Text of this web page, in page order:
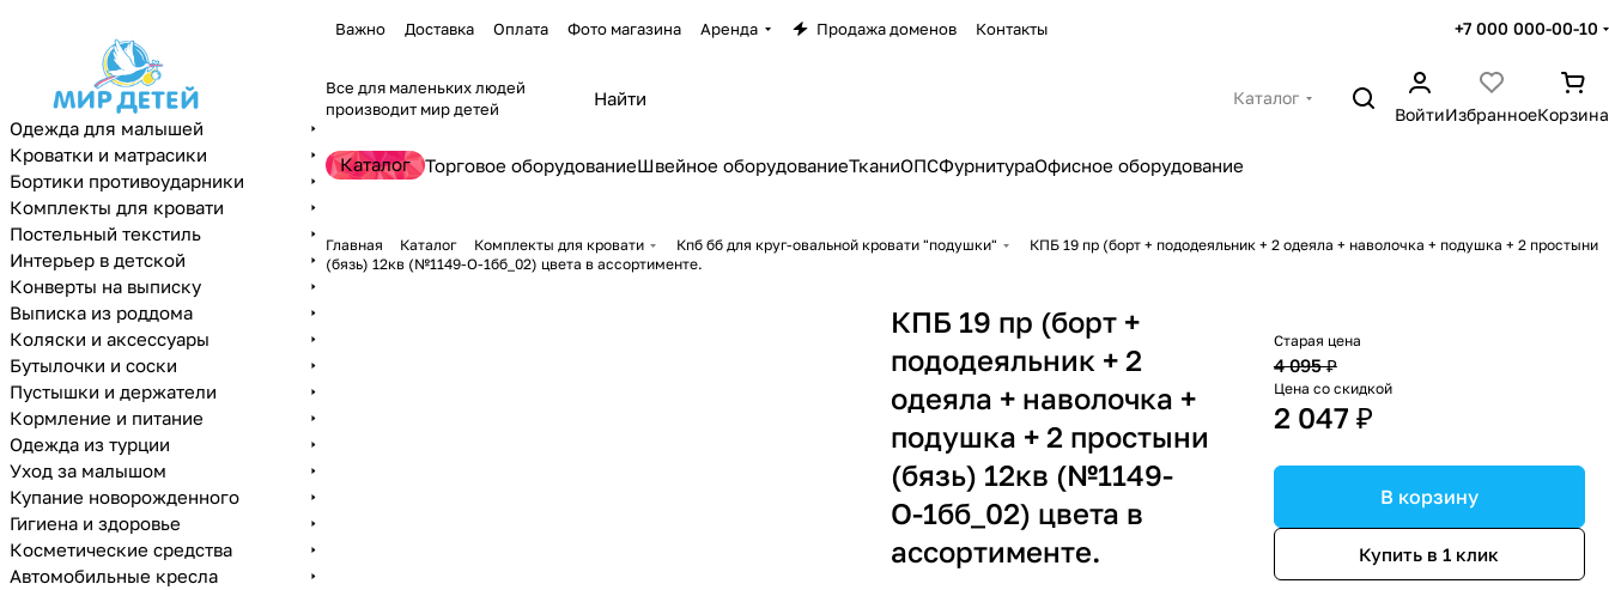
Важно Доставка Оплата Фото магазина Аренда Продажа доменов Контакты +7 000 000-00-10
Все для маленьких людей
производит мир детей
Каталог
ВойтиИзбранноеКорзина
Каталог Торговое оборудованиеШвейное оборудованиеТканиОПСФурнитураОфисное оборудование
Главная Каталог Комплекты для кровати Кпб бб для круг-овальной кровати "подушки"
КПБ 19 пр (борт + пододеяльник + 2 одеяла + наволочка + подушка + 2 простыни
(бязь) 12кв (№1149-О-1бб_02) цвета в ассортименте.
КПБ 19 пр (борт +
пододеяльник + 2
одеяла + наволочка +
подушка + 2 простыни
(бязь) 12кв (№1149-
О-1бб_02) цвета в
ассортименте.
Старая цена
4 095 ₽
Цена со скидкой
2 047 ₽
В корзину
Купить в 1 клик
Одежда для малышей
Кроватки и матрасики
Бортики противоударники
Комплекты для кровати
Постельный текстиль
Интерьер в детской
Конверты на выписку
Выписка из роддома
Коляски и аксессуары
Бутылочки и соски
Пустышки и держатели
Кормление и питание
Одежда из турции
Уход за малышом
Купание новорожденного
Гигиена и здоровье
Косметические средства
Автомобильные кресла